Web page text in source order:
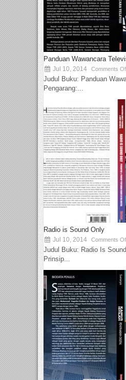
Panduan Wawancara
Jul 10, 2014 Comments
Judul Buku: Panduan
Pengarang:...
Radio is Sound Only
Jul 10, 2014 Comments
Judul Buku: Radio Is
Prinsip...